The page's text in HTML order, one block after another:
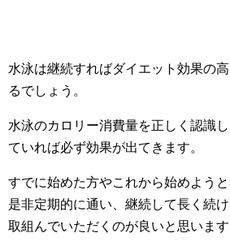
水泳は継続すればダイエット効果の
るでしょう。
水泳のカロリー消費量を正しく認識
ていれば必ず効果が出てきます。
すでに始めた方やこれから始めようと
是非定期的に通い、継続して長く続
取組んでいただくのが良いと思います